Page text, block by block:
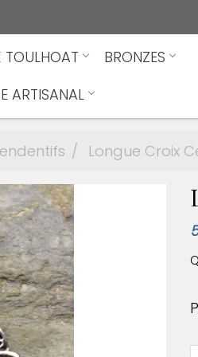
TOULHOAT
BRONZES
ARTISANAL
Longue Croix